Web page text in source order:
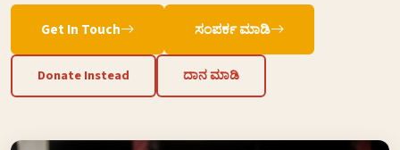
Get In Touch ಸಂಪರ್ಕ ಮಾಡಿ
Donate Instead ದಾನ ಮಾಡಿ